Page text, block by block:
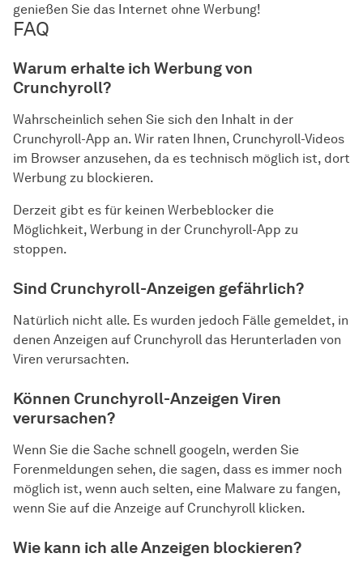
genießen Sie das Internet ohne Werbung!
FAQ
Warum erhalte ich Werbung von
Crunchyroll?
Wahrscheinlich sehen Sie sich den Inhalt in der
Crunchyroll-App an. Wir raten Ihnen, Crunchyroll-Videos
im Browser anzusehen, da es technisch möglich ist, dort
Werbung zu blockieren.
Derzeit gibt es für keinen Werbeblocker die
Möglichkeit, Werbung in der Crunchyroll-App zu
stoppen.
Sind Crunchyroll-Anzeigen gefährlich?
Natürlich nicht alle. Es wurden jedoch Fälle gemeldet, in
denen Anzeigen auf Crunchyroll das Herunterladen von
Viren verursachten.
Können Crunchyroll-Anzeigen Viren
verursachen?
Wenn Sie die Sache schnell googeln, werden Sie
Forenmeldungen sehen, die sagen, dass es immer noch
möglich ist, wenn auch selten, eine Malware zu fangen,
wenn Sie auf die Anzeige auf Crunchyroll klicken.
Wie kann ich alle Anzeigen blockieren?